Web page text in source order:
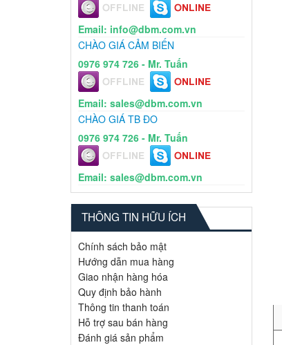
Email: info@dbm.com.vn
CHÀO GIÁ CẢM BIẾN
0976 974 726 - Mr. Tuấn
Email: sales@dbm.com.vn
CHÀO GIÁ TB ĐO
0976 974 726 - Mr. Tuấn
Email: sales@dbm.com.vn
THÔNG TIN HỮU ÍCH
Chính sách bảo mật
Hướng dẫn mua hàng
Giao nhận hàng hóa
Quy định bảo hành
Thông tin thanh toán
Hỗ trợ sau bán hàng
Đánh giá sản phẩm